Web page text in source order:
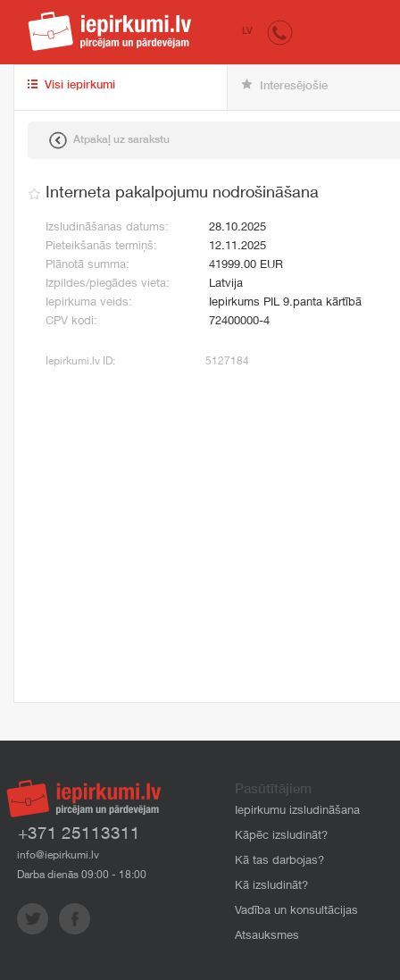
iepirkumi.lv
LV
Visi iepirkumi Interesējošie
Atpakaļ uz sarakstu
Interneta pakalpojumu nodrošināšana
Izsludināšanas datums:
28.10.2025
Pieteikšanās termiņš:
12.11.2025
Plānotā summa:
41999.00 EUR
Izpildes/piegādes vieta:
Latvija
Iepirkuma veids:
Iepirkums PIL 9.panta kārtībā
CPV kodi:
72400000-4
Iepirkumi.lv ID: 5127184
+371 25113311
info@iepirkumi.lv
Darba dienās 09:00 - 18:00
Pasūtītājiem
Iepirkumu izsludināšana
Kāpēc izsludināt?
Kā tas darbojas?
Kā izsludināt?
Vadība un konsultācijas
Atsauksmes